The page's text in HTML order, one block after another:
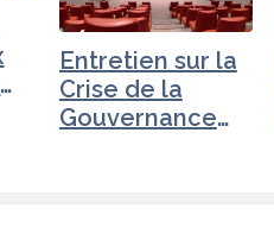
Entretien sur la
Crise de la
Gouvernance